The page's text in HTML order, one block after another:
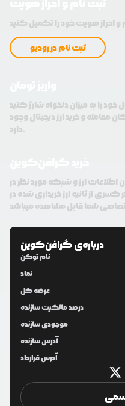
ثبت نام در رودیو
هم امکان معامله و خرید ارز دیجیتال وجود
دارد.
ارز و شبکه مورد نظر در
از ثانیه ارز خریداری شده در
درباره‌یگرافن‌کوین
نام توکن
نماد
عرضه کل
درصد مالکیت سازنده
موجودی سازنده
آدرس سازنده
آدرس قرارداد